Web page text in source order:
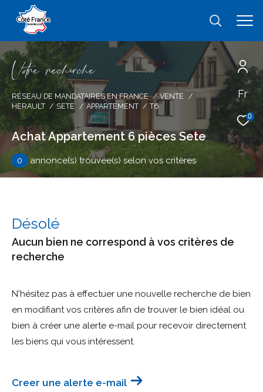
Fr
0
Vore recece
RÉSEAU DE MANDATAIRES EN FRANCE
VENTE
HERAULT
SETE APPARTEMENT T6
Achat Appartement 6 pièces Sete
0 annonce(s) trouvée(s) selon vos critères
Désolé
Aucun bien ne correspond à vos critères de
recherche
N'hésitez pas à effectuer une nouvelle recherche de bien
en modifiant vos critères afin de trouver le bien idéal ou
bien à créer une alerte e-mail pour recevoir directement
les biens qui vous intéressent.
Creer une alerte e-mail
Effectuer une recherche
et trouver le bien qui correspond à vos
critères
Type
d'offre
Vente
bien
Ville
Budget
Surface
Surface
Pièces